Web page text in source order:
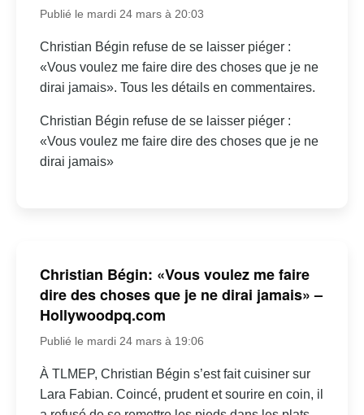
Publié le mardi 24 mars à 20:03
Christian Bégin refuse de se laisser piéger :
«Vous voulez me faire dire des choses que je ne
dirai jamais». Tous les détails en commentaires.
Christian Bégin refuse de se laisser piéger :
«Vous voulez me faire dire des choses que je ne
dirai jamais»
Christian Bégin: «Vous voulez me faire
dire des choses que je ne dirai jamais» –
Hollywoodpq.com
Publié le mardi 24 mars à 19:06
À TLMEP, Christian Bégin s’est fait cuisiner sur
Lara Fabian. Coincé, prudent et sourire en coin, il